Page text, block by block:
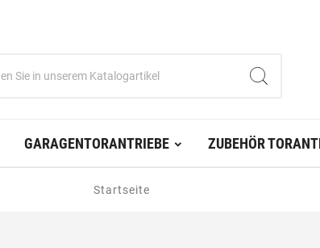
GARAGENTORANTRIEBE ZUBEHÖR
Startseite